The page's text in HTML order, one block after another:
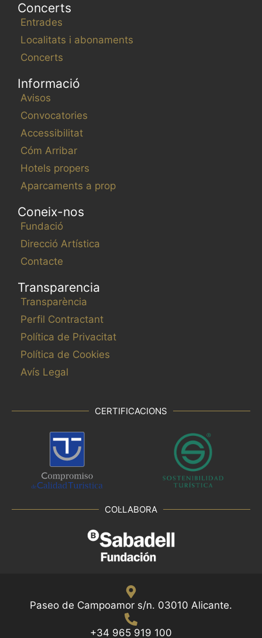
Concerts
Entrades
Localitats i abonaments
Concerts
Informació
Avisos
Convocatories
Accessibilitat
Cóm Arribar
Hotels propers
Aparcaments a prop
Coneix-nos
Fundació
Direcció Artística
Contacte
Transparencia
Transparència
Perfil Contractant
Política de Privacitat
Política de Cookies
Avís Legal
CERTIFICACIONS
COL·LABORA
Paseo de Campoamor s/n. 03010 Alicante.
+34 965 919 100